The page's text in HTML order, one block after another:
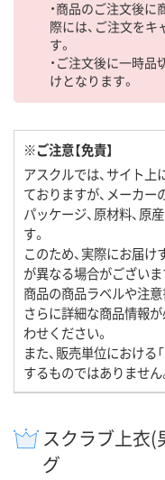
・商品のご注文後
際には、ご注文を
す。
・ご注文後に一時
けとなります。
※ご注意【免責】
アスクルでは、サイト
ておりますが、メーカー
パッケージ、原材料、原
す。
このため、実際にお届
が異なる場合がござい
商品の商品ラベルや注意
さらに詳細な商品情報
わせください。
また、販売単位における
するものではありません
スクラブ上衣(
グ